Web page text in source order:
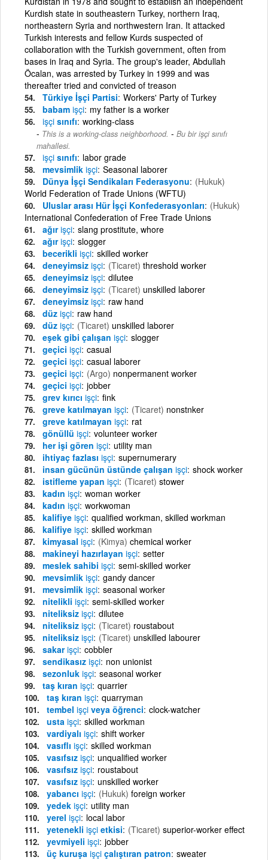
Kurdish state in southeastern Turkey, northern Iraq,
northeastern Syria and northwestern Iran. It attacked
Turkish interests and fellow Kurds suspected of
collaboration with the Turkish government, often from
bases in Iraq and Syria. The group's leader, Abdullah
Öcalan, was arrested by Turkey in 1999 and was
thereafter tried and convicted of treason
Türkiye İşçi Partisi Workers' Party of Turkey
babam işçi my father is a worker
işçi sınıfı working-class
This is a working-class neighborhood. - Bu bir işçi sınıfı
mahallesi.
işçi sınıfı labor grade
mevsimlik işçi Seasonal laborer
Dünya İşçi Sendikaları Federasyonu (Hukuk)
World Federation of Trade Unions (WFTU)
Uluslar arası Hür İşçi Konfederasyonları (Hukuk)
International Confederation of Free Trade Unions
ağırişçi slang prostitute, whore
ağırişçi slogger
becerikli işçi skilled worker
deneyimsiz işçi (Ticaret) threshold worker
deneyimsiz işçi dilutee
deneyimsiz işçi (Ticaret) unskilled laborer
deneyimsiz işçi raw hand
düz işçi raw hand
düz işçi (Ticaret) unskilled laborer
eşek gibi çalışan işçi slogger
geçici işçi casual
geçici işçi casual laborer
geçici işçi (Argo) nonpermanent worker
geçici işçi jobber
grev kırıcı işçi fink
greve katılmayan işçi (Ticaret) nonstnker
greve katılmayan işçi rat
gönüllü işçi volunteer worker
her işi gören işçi utility man
ihtiyaç fazlası işçi supernumerary
insan gücünün üstünde çalışan işçi shock worker
istifleme yapan işçi (Ticaret) stower
kadın işçi woman worker
kadın işçi workwoman
kalifiye işçi qualified workman, skilled workman
kalifiye işçi skilled workman
kimyasal işçi (Kimya) chemical worker
makineyi hazırlayan işçi setter
meslek sahibi işçi semi-skilled worker
mevsimlik işçi gandy dancer
mevsimlik işçi seasonal worker
nitelikli işçi semi-skilled worker
niteliksiz işçi dilutee
niteliksiz işçi (Ticaret) roustabout
niteliksiz işçi (Ticaret) unskilled labourer
sakarişçi cobbler
sendikasız işçi non unionist
sezonluk işçi seasonal worker
taş kıran işçi quarrier
taş kıran işçi quarryman
tembel işçi veya öğrenci clock-watcher
usta işçi skilled workman
vardiyalı işçi shift worker
vasıflı işçi skilled workman
vasıfsız işçi unqualified worker
vasıfsız işçi roustabout
vasıfsız işçi unskilled worker
yabancı işçi (Hukuk) foreign worker
yedek işçi utility man
yerel işçi local labor
yetenekli işçi etkisi (Ticaret) superior-worker effect
yevmiyeli işçi jobber
üç kuruşa işçi çalıştıran patron sweater